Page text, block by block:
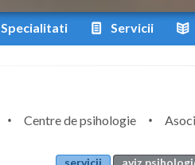
Specialitati Servicii
Centre de psihologie
servicii
aviz